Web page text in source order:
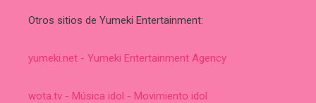
Otros sitios de Yumeki Entertainment:
yumeki.net - Yumeki Entertainment Agency
wota.tv - Música idol - Movimiento idol